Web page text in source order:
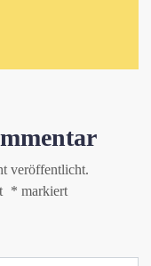
veröffentlicht.
* markiert